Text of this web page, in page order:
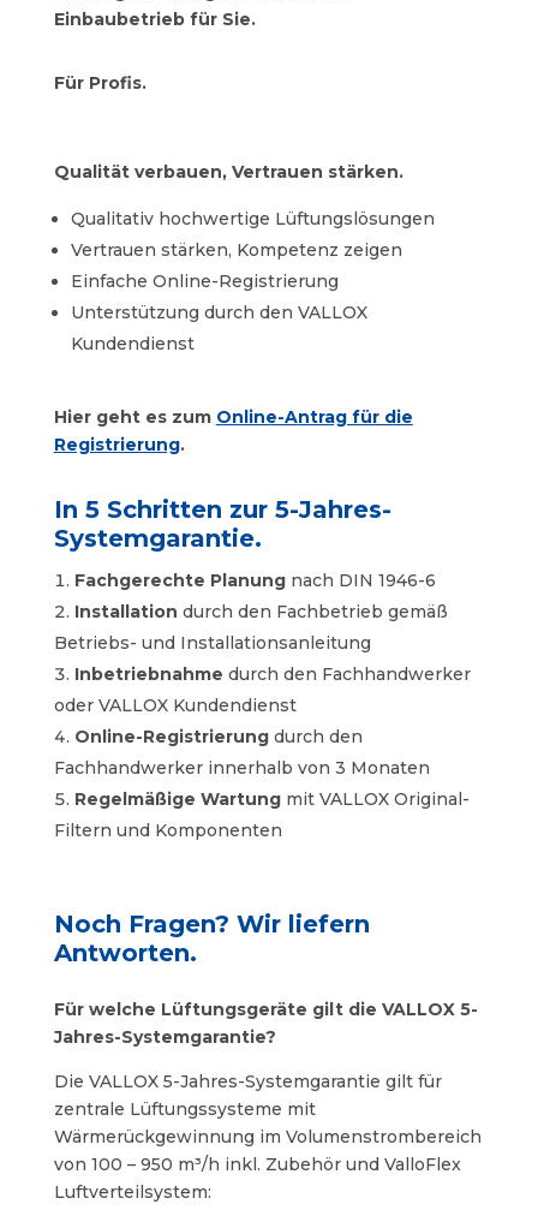
Einbaubetrieb für Sie.
Für Profis.
Qualität verbauen, Vertrauen stärken.
Qualitativ hochwertige Lüftungslösungen
Vertrauen stärken, Kompetenz zeigen
Einfache Online-Registrierung
Unterstützung durch den VALLOX
Kundendienst
Hier geht es zum Online-Antrag für die
Registrierung.
In 5 Schritten zur 5-Jahres-
Systemgarantie.
Fachgerechte Planungnach DIN 1946-6
Installation durch den Fachbetrieb gemäß
Betriebs- und Installationsanleitung
Inbetriebnahme durch den Fachhandwerker
oder VALLOX Kundendienst
Online-Registrierungdurch den
Fachhandwerker innerhalb von 3 Monaten
Regelmäßige Wartungmit VALLOX Original-
Filtern und Komponenten
Noch Fragen? Wir liefern
Antworten.
Für welche Lüftungsgeräte gilt die VALLOX 5-
Jahres-Systemgarantie?
Die VALLOX 5-Jahres-Systemgarantie gilt für
zentrale Lüftungssysteme mit
Wärmerückgewinnung im Volumenstrombereich
von 100 – 950 m³/h inkl. Zubehör und ValloFlex
Luftverteilsystem: